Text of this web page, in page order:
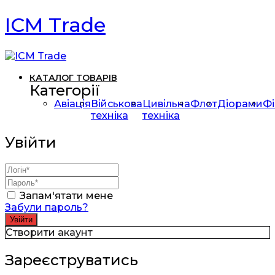
ICM Trade
КАТАЛОГ ТОВАРІВ
Категорії
АвіаціяВійськова
техніка
Цивільна
техніка
ФлотДіорами
Увійти
Запам'ятати мене
Забули пароль?
Створити акаунт
Зареєструватись